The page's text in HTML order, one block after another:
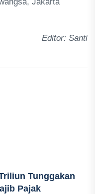
Editor: Santi
Tunggakan
Pajak